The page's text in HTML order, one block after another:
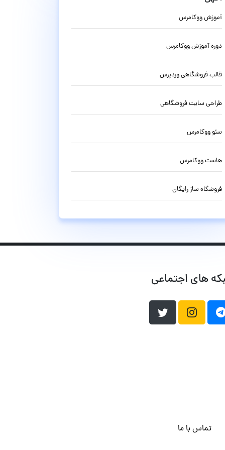
آموزش ووکامرس
دوره آموزش ووکامرس
قالب فروشگاهی وردپرس
طراحی سایت فروشگاهی
سئو ووکامرس
هاست ووکامرس
فروشگاه ساز رایگان
های اجتماعی
تماس با ما